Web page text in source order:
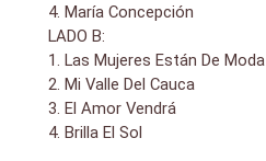
4. María Concepción
LADO B:
1. Las Mujeres Están De Moda
2. Mi Valle Del Cauca
3. El Amor Vendrá
4. Brilla El Sol